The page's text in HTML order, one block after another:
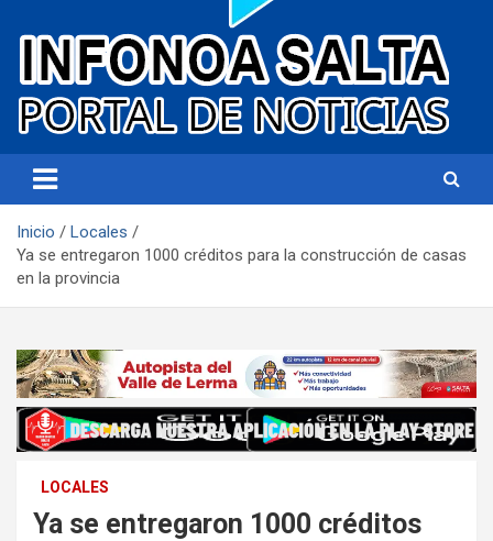
Infonoa Salta
Inicio
Locales
Ya se entregaron 1000 créditos para la construcción de casas
en la provincia
LOCALES
Ya se entregaron 1000 créditos